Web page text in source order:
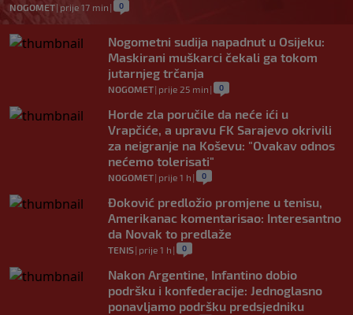
NOGOMET| prije 17 min | 0
Nogometni sudija napadnut u Osijeku:
Maskirani muškarci čekali ga tokom
jutarnjeg trčanja
NOGOMET| prije 25 min | 0
Horde zla poručile da neće ići u
Vrapčiće, a upravu FK Sarajevo okrivili
za neigranje na Koševu: "Ovakav odnos
nećemo tolerisati"
NOGOMET| prije 1 h | 0
Đoković predložio promjene u tenisu,
Amerikanac komentarisao: Interesantno
da Novak to predlaže
TENIS| prije 1 h | 0
Nakon Argentine, Infantino dobio
podršku i konfederacije: Jednoglasno
ponavljamo podršku predsjedniku